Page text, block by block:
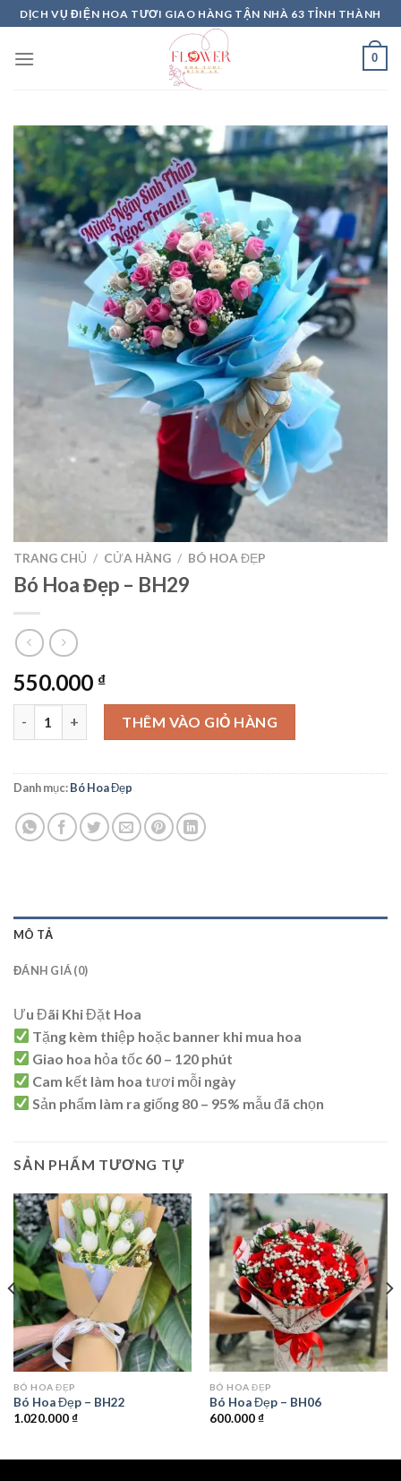
Skip
to
content
DỊCH VỤ ĐIỆN HOA TƯƠI GIAO HÀNG TẬN NHÀ 63 TỈNH THÀNH
0
TRANG CHỦ / CỬA HÀNG / BÓ HOA ĐẸP
Bó Hoa Đẹp – BH29
550.000 ₫
Bó Hoa Đẹp – BH29 số lượngTHÊM VÀO GIỎ HÀNG
Danh mục:Bó Hoa Đẹp
MÔ TẢ
ĐÁNH GIÁ (0)
Ưu Đãi Khi Đặt Hoa
Tặng kèm thiệp hoặc banner khi mua hoa
Giao hoa hỏa tốc 60 – 120 phút
Cam kết làm hoa tươi mỗi ngày
Sản phẩm làm ra giống 80 – 95% mẫu đã chọn
SẢN PHẨM TƯƠNG TỰ
BÓ HOA ĐẸP
Bó Hoa Đẹp – BH22
1.020.000₫
BÓ HOA ĐẸP
Bó Hoa Đẹp – BH06
600.000₫